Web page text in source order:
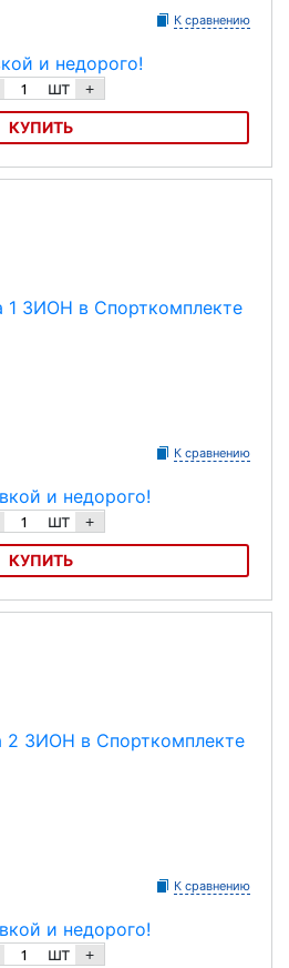
К сравнению
шт +
КУПИТЬ
К сравнению
шт +
КУПИТЬ
К сравнению
шт +